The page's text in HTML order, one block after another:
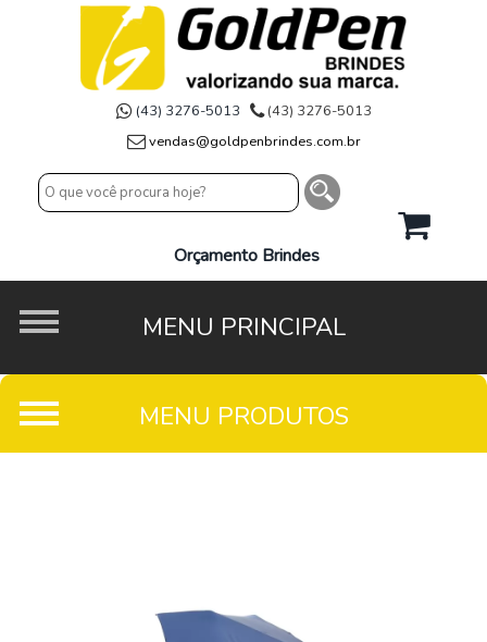
(43) 3276-5013
(43) 3276-5013
vendas@goldpenbrindes.com.br
Orçamento Brindes